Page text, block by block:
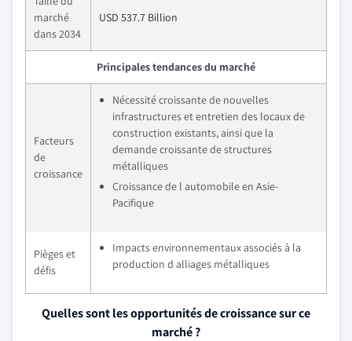
marché
dans 2034
USD 537.7 Billion
Principales tendances du marché
Facteurs
de
croissance
Nécessité croissante de nouvelles
infrastructures et entretien des locaux de
construction existants, ainsi que la
demande croissante de structures
métalliques
Croissance de l automobile en Asie-
Pacifique
Pièges et
défis
Impacts environnementaux associés à la
production d alliages métalliques
Quelles sont les opportunités de croissance sur ce
marché ?